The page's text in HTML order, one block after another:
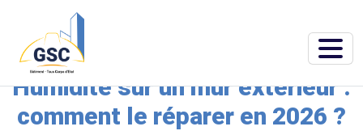
Blog»Humidité sur un mur extérieur : comment le réparer en 2026 ?
Humidité sur un mur extérieur :
comment le réparer en 2026 ?